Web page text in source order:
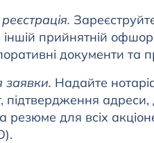
прийнятній
документи та
заявки. Надайте
адреси,
резюме для всіх